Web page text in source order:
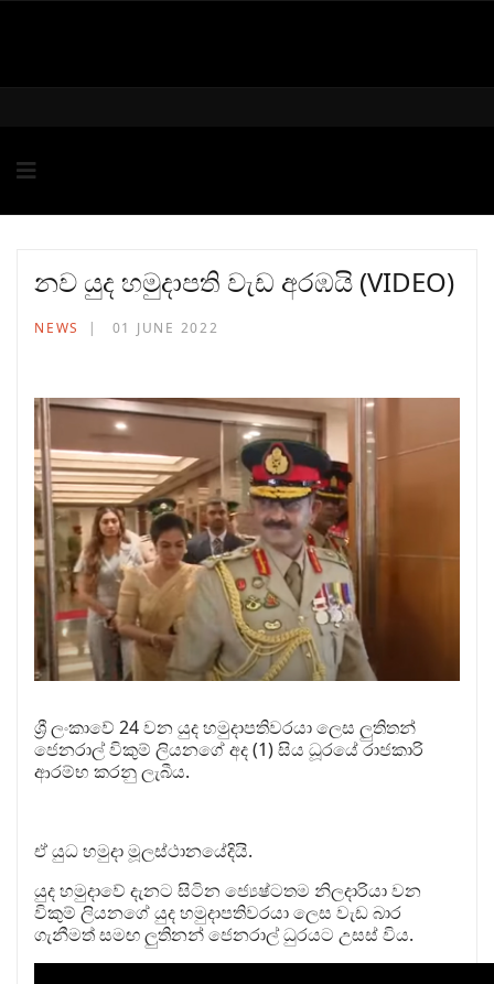
නව යුද හමුදාපති වැඩ අරඹයි (VIDEO)
NEWS 01 JUNE 2022
ශ්‍රී ලංකාවේ 24 වන යුද හමුදාපතිවරයා ලෙස ලුතිතන්
ජෙනරාල් විකුම් ලියනගේ අද (1) සිය ධූරයේ රාජකාරි
ආරම්භ කරනු ලැබීය.
ඒ යුධ හමුදා මූලස්ථානයේදියි.
යුද හමුදාවේ දැනට සිටින ජ්‍යෙෂ්ටතම නිලදාරියා වන
විකුම් ලියනගේ යුද හමුදාපතිවරයා ලෙස වැඩ බාර
ගැනීමත් සමඟ ලුතිනන් ජෙනරාල් ධුරයට උසස් විය.